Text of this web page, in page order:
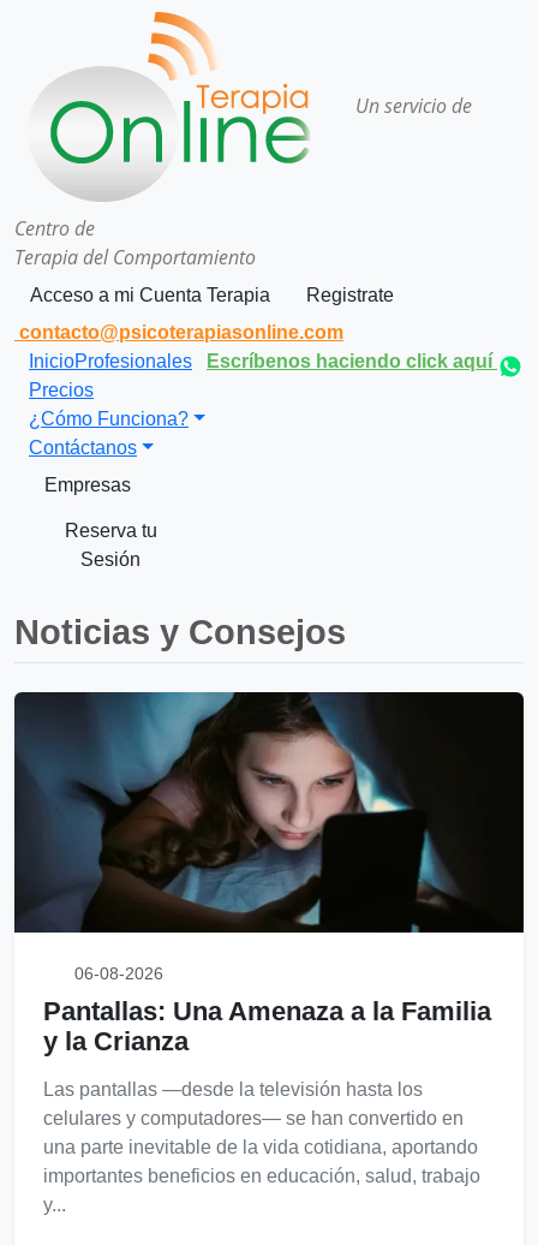
Un servicio de
Centro de
Terapia del Comportamiento
Acceso a mi Cuenta Terapia
Registrate
contacto@psicoterapiasonline.com
Escríbenos haciendo click aquí
InicioProfesionales
Precios
¿Cómo Funciona?
Contáctanos
Empresas
Reserva tu
Sesión
Noticias y Consejos
06-08-2026
Pantallas: Una Amenaza a la Familia
y la Crianza
Las pantallas —desde la televisión hasta los
celulares y computadores— se han convertido en
una parte inevitable de la vida cotidiana, aportando
importantes beneficios en educación, salud, trabajo
y...